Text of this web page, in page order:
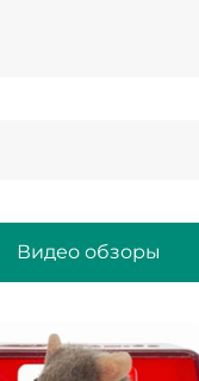
Видео обзоры